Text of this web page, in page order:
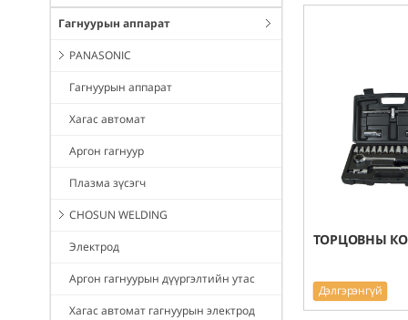
Гагнуурын аппарат
PANASONIC
Гагнуурын аппарат
Хагас автомат
Аргон гагнуур
Плазма зүсэгч
CHOSUN WELDING
Электрод
Аргон гагнуурын дүүргэлтийн утас
Хагас автомат гагнуурын электрод
ТОРЦОВНЫ
Дэлгэрэнгүй